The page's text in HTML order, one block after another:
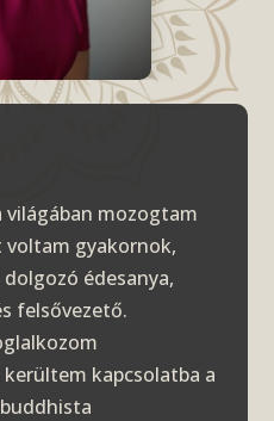
világában mozogtam
gyakornok,
édesanya,
felsővezető.
kapcsolatba a